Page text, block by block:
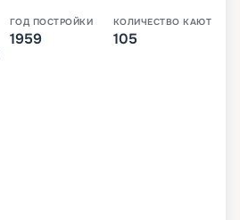
ГОД ПОСТРОЙКИ
1959
КОЛИЧЕСТВО КАЮТ
105